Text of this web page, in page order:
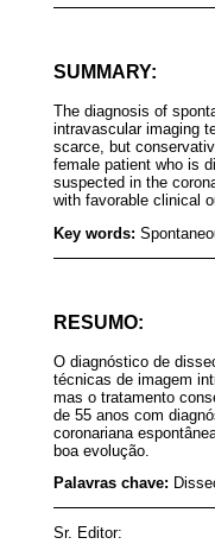
SUMMARY:
The diagnosis of
intravascular imaging
scarce, but
female patient who is
suspected in the
with favorable clinical
Key words:
RESUMO:
O diagnóstico de
técnicas de imagem
mas o tratamento
de 55 anos com
coronariana
boa evolução.
Palavras chave:
Sr. Editor: